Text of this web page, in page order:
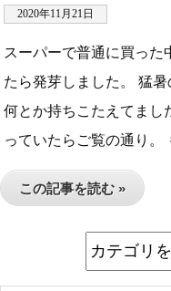
2020年11月21日
スーパーで普通に買った
たら発芽しました。 猛
何とか持ちこたえてまし
っていたらご覧の通り
この記事を読む »